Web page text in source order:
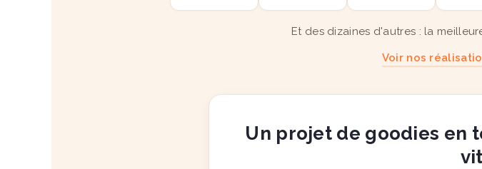
Et des dizaines d'autres : la
Voir nos
Un projet de goodies en